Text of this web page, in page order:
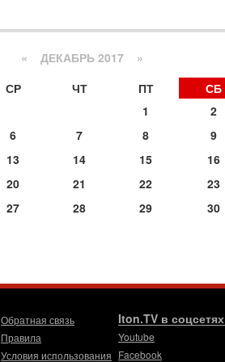
« ДЕКАБРЬ 2017 »
СР ЧТ ПТ СБ
1
2
6 7 8 9
13 14 15 16
20 21 22 23
27 28 29 30
Обратная связь
Правила
Условия использования
Iton.TV в соцсетях
Youtube
Facebook